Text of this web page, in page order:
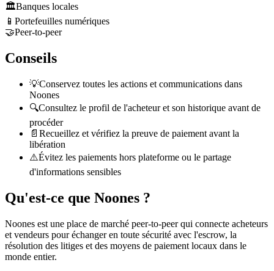
🏛️Banques locales
📱 Portefeuilles numériques
🤝Peer-to-peer
Conseils
💡Conservez toutes les actions et communications dans
Noones
🔍Consultez le profil de l'acheteur et son historique avant de
procéder
📄 Recueillez et vérifiez la preuve de paiement avant la
libération
⚠️Évitez les paiements hors plateforme ou le partage
d'informations sensibles
Qu'est-ce que Noones ?
Noones est une place de marché peer-to-peer qui connecte acheteurs
et vendeurs pour échanger en toute sécurité avec l'escrow, la
résolution des litiges et des moyens de paiement locaux dans le
monde entier.